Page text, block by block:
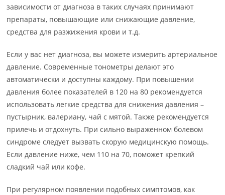
зависимости от диагноза в таких случаях принимают
препараты, повышающие или снижающие давление,
средства для разжижения крови и т.д.
Если у вас нет диагноза, вы можете измерить артериальное
давление. Современные тонометры делают это
автоматически и доступны каждому. При повышении
давления более показателей в 120 на 80 рекомендуется
использовать легкие средства для снижения давления –
пустырник, валериану, чай с мятой. Также рекомендуется
прилечь и отдохнуть. При сильно выраженном болевом
синдроме следует вызвать скорую медицинскую помощь.
Если давление ниже, чем 110 на 70, поможет крепкий
сладкий чай или кофе.
При регулярном появлении подобных симптомов, как